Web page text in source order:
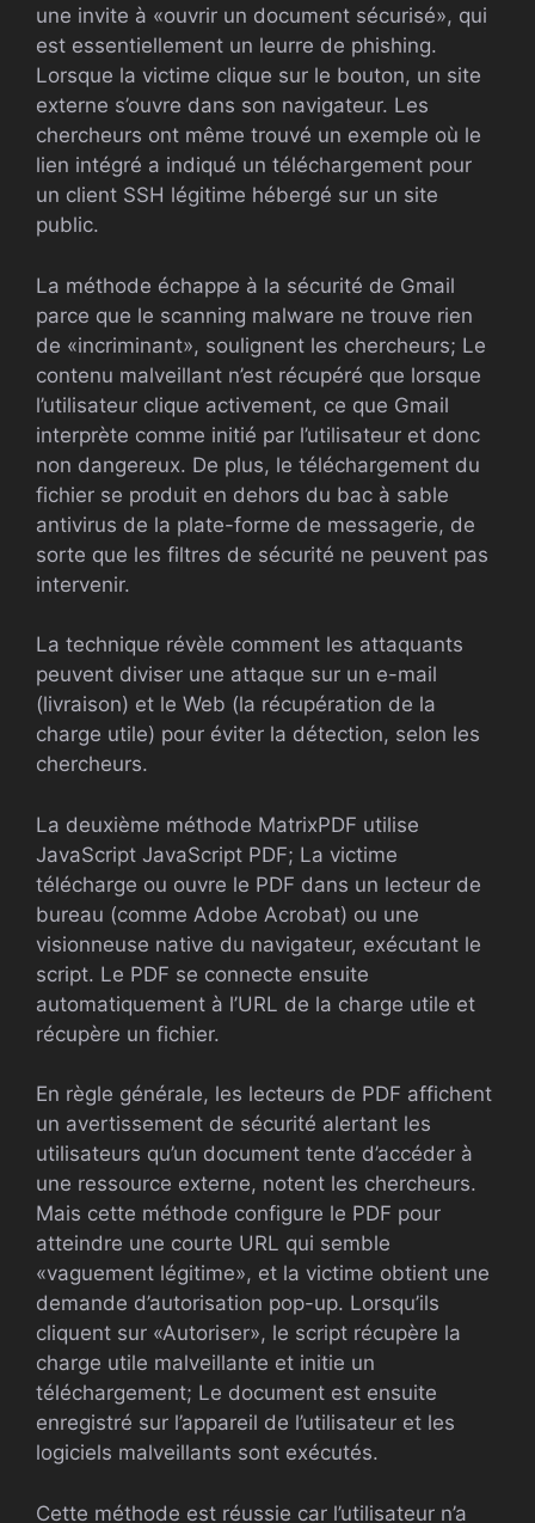
une invite à «ouvrir un document sécurisé», qui
est essentiellement un leurre de phishing.
Lorsque la victime clique sur le bouton, un site
externe s’ouvre dans son navigateur. Les
chercheurs ont même trouvé un exemple où le
lien intégré a indiqué un téléchargement pour
un client SSH légitime hébergé sur un site
public.
La méthode échappe à la sécurité de Gmail
parce que le scanning malware ne trouve rien
de «incriminant», soulignent les chercheurs; Le
contenu malveillant n’est récupéré que lorsque
l’utilisateur clique activement, ce que Gmail
interprète comme initié par l’utilisateur et donc
non dangereux. De plus, le téléchargement du
fichier se produit en dehors du bac à sable
antivirus de la plate-forme de messagerie, de
sorte que les filtres de sécurité ne peuvent pas
intervenir.
La technique révèle comment les attaquants
peuvent diviser une attaque sur un e-mail
(livraison) et le Web (la récupération de la
charge utile) pour éviter la détection, selon les
chercheurs.
La deuxième méthode MatrixPDF utilise
JavaScript JavaScript PDF; La victime
télécharge ou ouvre le PDF dans un lecteur de
bureau (comme Adobe Acrobat) ou une
visionneuse native du navigateur, exécutant le
script. Le PDF se connecte ensuite
automatiquement à l’URL de la charge utile et
récupère un fichier.
En règle générale, les lecteurs de PDF affichent
un avertissement de sécurité alertant les
utilisateurs qu’un document tente d’accéder à
une ressource externe, notent les chercheurs.
Mais cette méthode configure le PDF pour
atteindre une courte URL qui semble
«vaguement légitime», et la victime obtient une
demande d’autorisation pop-up. Lorsqu’ils
cliquent sur «Autoriser», le script récupère la
charge utile malveillante et initie un
téléchargement; Le document est ensuite
enregistré sur l’appareil de l’utilisateur et les
logiciels malveillants sont exécutés.
Cette méthode est réussie car l’utilisateur n’a